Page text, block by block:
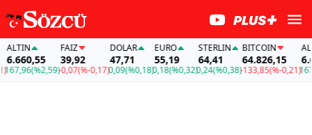
(%2,59)
FAİZ
39,92
-0,07(%-0,17)
DOLAR
47,71
0,09(%0,18)
EURO
55,19
0,18(%0,32)
STERLIN
64,41
0,24(%0,38)
BITCOIN
64.826,15
-133,85(%-0,21)
ALTIN
167,96